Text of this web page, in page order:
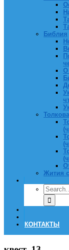
Библия
О
Жития
КОНТАКТЫ